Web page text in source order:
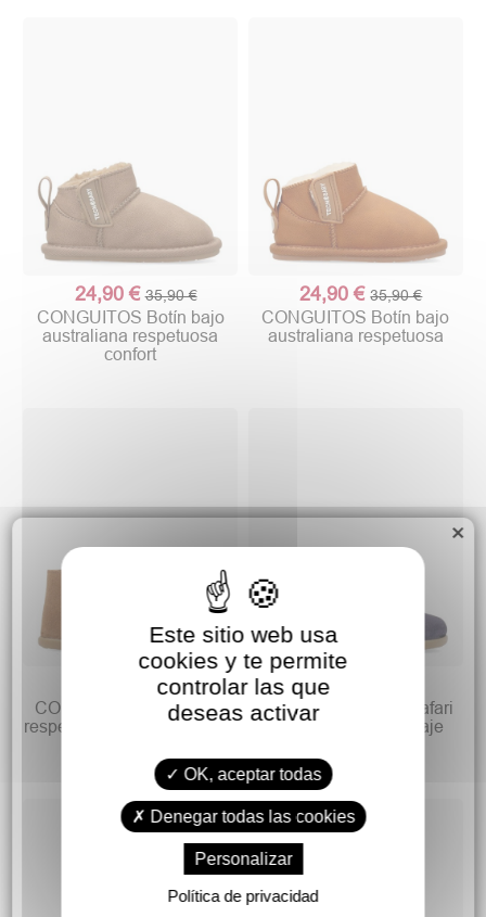
24,90 € 35,90 €
CONGUITOS Botín bajo
australiana respetuosa
confort
24,90 € 35,90 €
CONGUITOS Botín bajo
australiana respetuosa
38,90 €
CONGUITOS Bota safari
respetuosa piel serraje niña
29,90 €
CONGUITOS Botín safari
respetuosa piel serraje
×
Este sitio web usa
cookies y te permite
controlar las que
deseas activar
OK, aceptar todas
Denegar todas las cookies
Personalizar
Política de privacidad